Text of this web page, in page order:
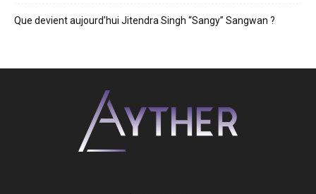
Que devient aujourd’hui Jitendra Singh “Sangy” Sangwan ?